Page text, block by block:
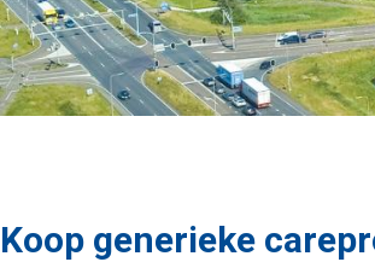
Koop generieke